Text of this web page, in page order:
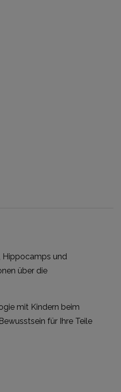
Hippocamps und
über die
mit Kindern beim
für Ihre Teile